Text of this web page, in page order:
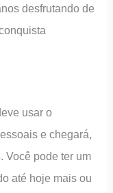
desfrutando de
usar o
e chegará,
Você pode ter um
até hoje mais ou